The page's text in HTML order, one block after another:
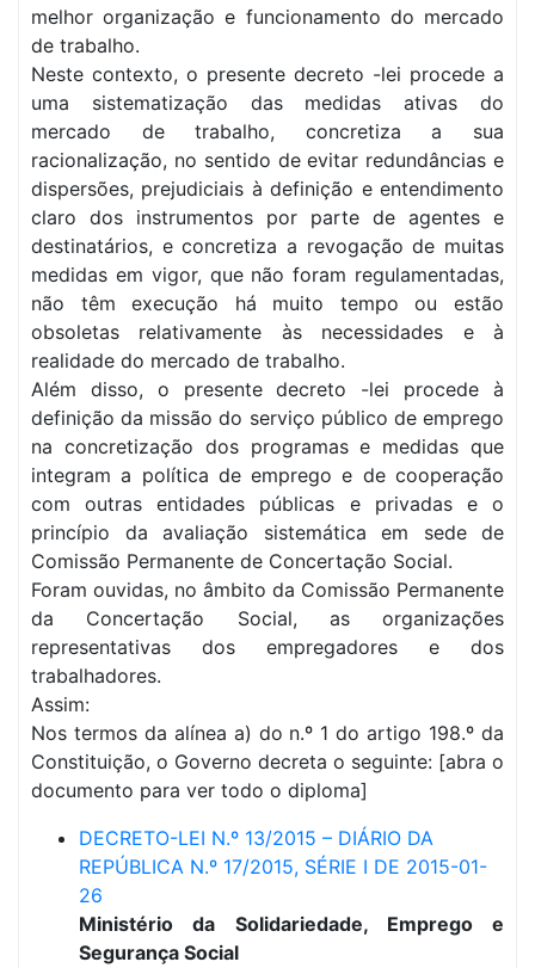
melhor organização e funcionamento do mercado
de trabalho.
Neste contexto, o presente decreto -lei procede a
uma sistematização das medidas ativas do
mercado de trabalho, concretiza a sua
racionalização, no sentido de evitar redundâncias e
dispersões, prejudiciais à definição e entendimento
claro dos instrumentos por parte de agentes e
destinatários, e concretiza a revogação de muitas
medidas em vigor, que não foram regulamentadas,
não têm execução há muito tempo ou estão
obsoletas relativamente às necessidades e à
realidade do mercado de trabalho.
Além disso, o presente decreto -lei procede à
definição da missão do serviço público de emprego
na concretização dos programas e medidas que
integram a política de emprego e de cooperação
com outras entidades públicas e privadas e o
princípio da avaliação sistemática em sede de
Comissão Permanente de Concertação Social.
Foram ouvidas, no âmbito da Comissão Permanente
da Concertação Social, as organizações
representativas dos empregadores e dos
trabalhadores.
Assim:
Nos termos da alínea a) do n.º 1 do artigo 198.º da
Constituição, o Governo decreta o seguinte: [abra o
documento para ver todo o diploma]
DECRETO-LEI N.º 13/2015 – DIÁRIO DA
REPÚBLICA N.º 17/2015, SÉRIE I DE 2015-01-
26
Ministério da Solidariedade, Emprego e
Segurança Social